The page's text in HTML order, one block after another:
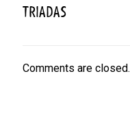
TRIADAS
Comments are closed.